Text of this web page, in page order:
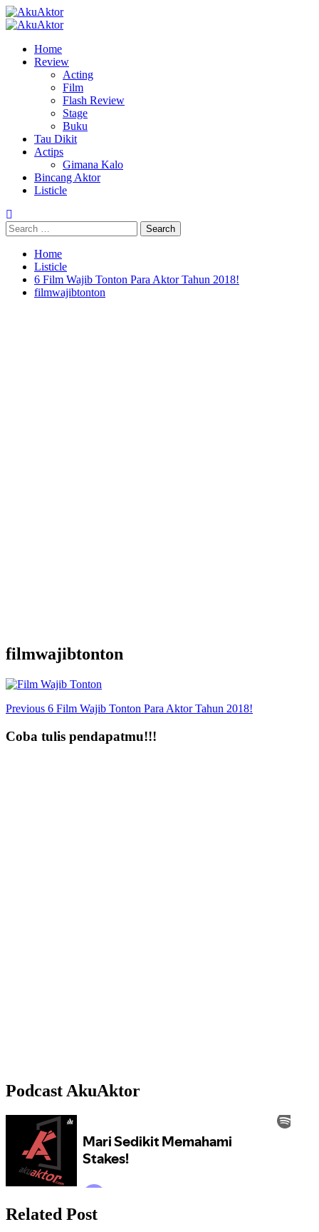
Skip
to
Primary
Home
Review
Acting
Film
Flash Review
Stage
Buku
Tau Dikit
Actips
Gimana Kalo
Bincang Aktor
Listicle
Search
for:
Home
Listicle
6 Film Wajib Tonton Para Aktor Tahun 2018!
filmwajibtonton
filmwajibtonton
Post
Navigation
Previous 6 Film Wajib Tonton Para Aktor Tahun 2018!
Coba tulis pendapatmu!!!
Podcast AkuAktor
Related Post